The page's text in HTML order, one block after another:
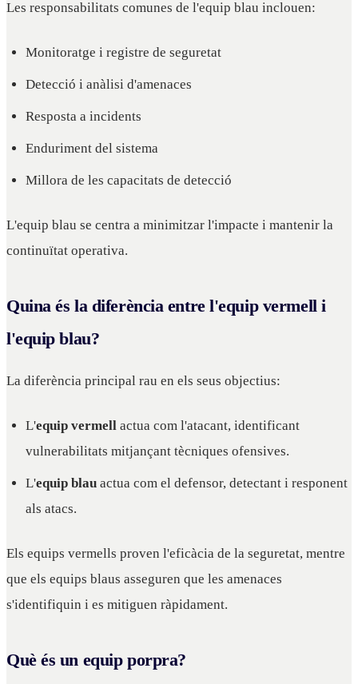
Les responsabilitats comunes de l'equip blau inclouen:
Monitoratge i registre de seguretat
Detecció i anàlisi d'amenaces
Resposta a incidents
Enduriment del sistema
Millora de les capacitats de detecció
L'equip blau se centra a minimitzar l'impacte i mantenir la
continuïtat operativa.
Quina és la diferència entre l'equip vermell i
l'equip blau?
La diferència principal rau en els seus objectius:
L'equip vermell actua com l'atacant, identificant
vulnerabilitats mitjançant tècniques ofensives.
L'equip blau actua com el defensor, detectant i responent
als atacs.
Els equips vermells proven l'eficàcia de la seguretat, mentre
que els equips blaus asseguren que les amenaces
s'identifiquin i es mitiguen ràpidament.
Què és un equip porpra?